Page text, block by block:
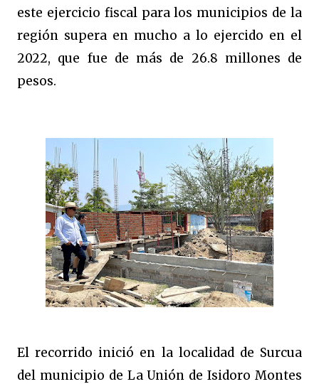
este ejercicio fiscal para los municipios de la
región supera en mucho a lo ejercido en el
2022, que fue de más de 26.8 millones de
pesos.
El recorrido inició en la localidad de Surcua
del municipio de La Unión de Isidoro Montes